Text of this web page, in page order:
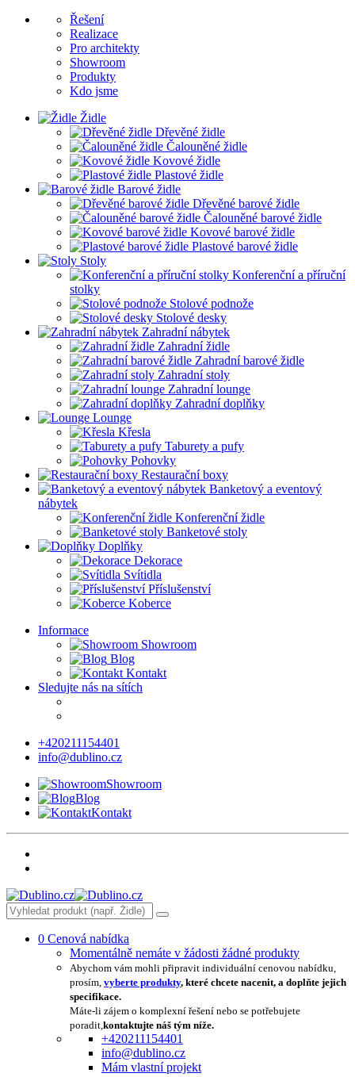
Řešení
Realizace
Pro architekty
Showroom
Produkty
Kdo jsme
Židle
Dřevěné židle
Čalouněné židle
Kovové židle
Plastové židle
Barové židle
Dřevěné barové židle
Čalouněné barové židle
Kovové barové židle
Plastové barové židle
Stoly
Konferenční a příruční
stolky
Stolové podnože
Stolové desky
Zahradní nábytek
Zahradní židle
Zahradní barové židle
Zahradní stoly
Zahradní lounge
Zahradní doplňky
Lounge
Křesla
Taburety a pufy
Pohovky
Restaurační boxy
Banketový a eventový
nábytek
Konferenční židle
Banketové stoly
Doplňky
Dekorace
Svítidla
Příslušenství
Koberce
Informace
Showroom
Blog
Kontakt
Sledujte nás na sítích
+420211154401
info@dublino.cz
Showroom
Blog
Kontakt
0 Cenová nabídka
Momentálně nemáte v žádosti žádné produkty
Abychom vám mohli připravit individuální cenovou nabídku,
prosím, vyberte produkty, které chcete nacenit, a doplňte jejich
specifikace.
Máte-li zájem o komplexní řešení nebo se potřebujete
poradit,kontaktujte náš tým níže.
+420211154401
info@dublino.cz
Mám vlastní projekt